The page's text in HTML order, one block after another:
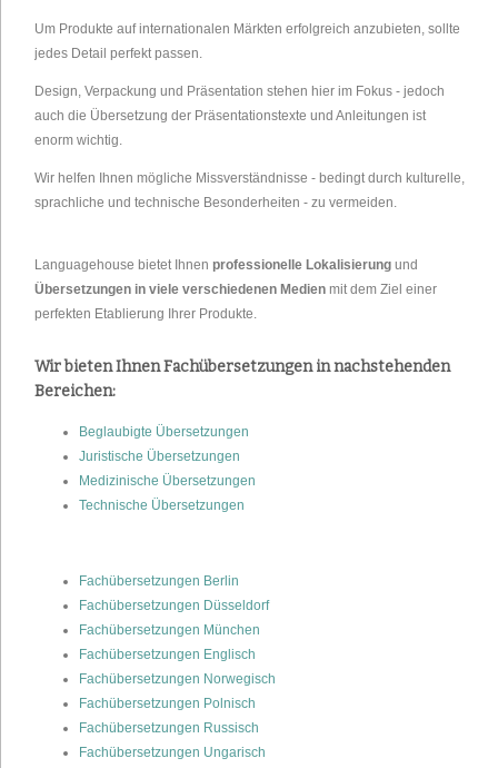
Um Produkte auf internationalen Märkten erfolgreich anzubieten, sollte
jedes Detail perfekt passen.
Design, Verpackung und Präsentation stehen hier im Fokus - jedoch
auch die Übersetzung der Präsentationstexte und Anleitungen ist
enorm wichtig.
Wir helfen Ihnen mögliche Missverständnisse - bedingt durch kulturelle,
sprachliche und technische Besonderheiten - zu vermeiden.
Languagehouse bietet Ihnen professionelle Lokalisierung und
Übersetzungen in viele verschiedenen Medien mit dem Ziel einer
perfekten Etablierung Ihrer Produkte.
Wir bieten Ihnen Fachübersetzungen in nachstehenden
Bereichen:
Beglaubigte Übersetzungen
Juristische Übersetzungen
Medizinische Übersetzungen
Technische Übersetzungen
Fachübersetzungen Berlin
Fachübersetzungen Düsseldorf
Fachübersetzungen München
Fachübersetzungen Englisch
Fachübersetzungen Norwegisch
Fachübersetzungen Polnisch
Fachübersetzungen Russisch
Fachübersetzungen Ungarisch